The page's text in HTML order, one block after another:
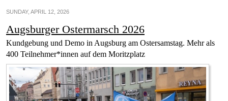
SUNDAY, APRIL 12, 2026
Augsburger Ostermarsch 2026
Kundgebung und Demo in Augsburg am Ostersamstag. Mehr als
400 Teilnehmer*innen auf dem Moritzplatz